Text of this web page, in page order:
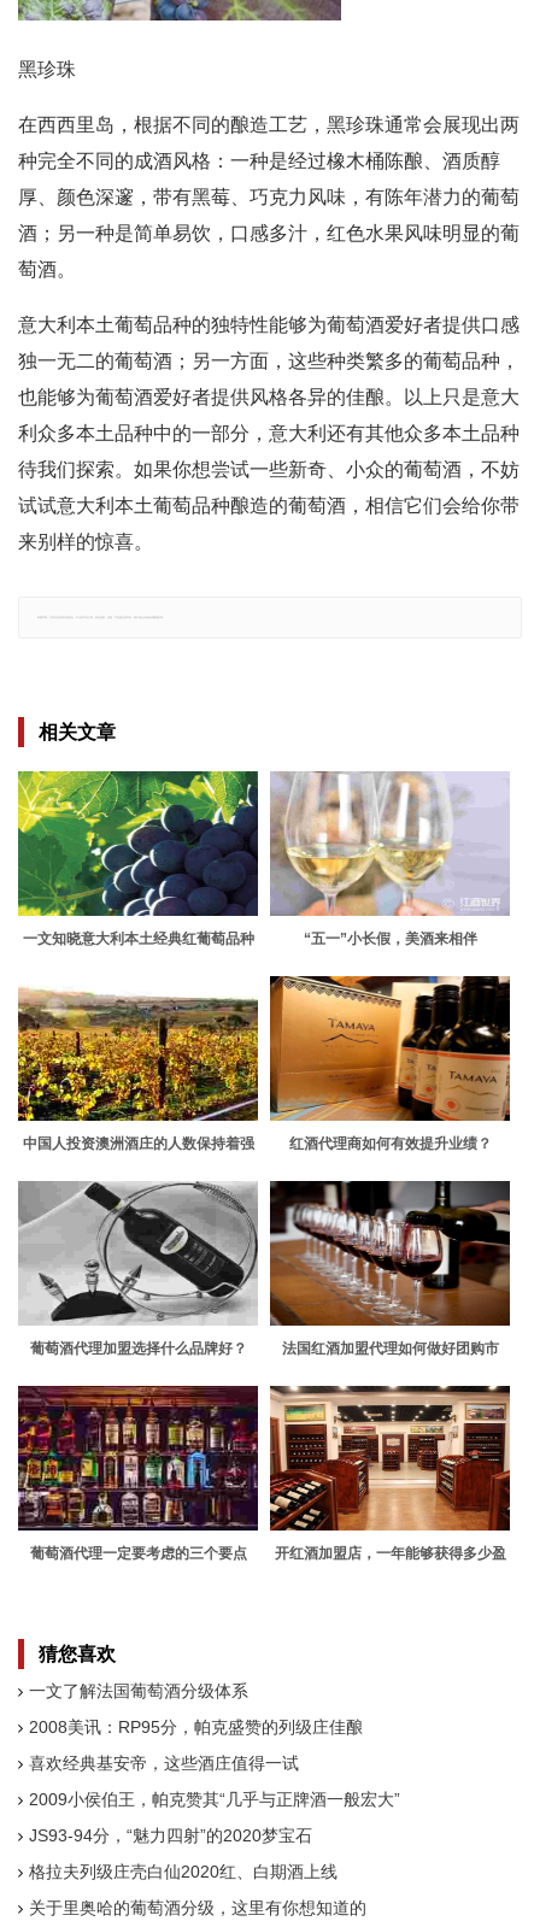
黑珍珠
在西西里岛，根据不同的酿造工艺，黑珍珠通常会展现出两
种完全不同的成酒风格：一种是经过橡木桶陈酿、酒质醇
厚、颜色深邃，带有黑莓、巧克力风味，有陈年潜力的葡萄
酒；另一种是简单易饮，口感多汁，红色水果风味明显的葡
萄酒。
意大利本土葡萄品种的独特性能够为葡萄酒爱好者提供口感
独一无二的葡萄酒；另一方面，这些种类繁多的葡萄品种，
也能够为葡萄酒爱好者提供风格各异的佳酿。以上只是意大
利众多本土品种中的一部分，意大利还有其他众多本土品种
待我们探索。如果你想尝试一些新奇、小众的葡萄酒，不妨
试试意大利本土葡萄品种酿造的葡萄酒，相信它们会给你带
来别样的惊喜。
相关文章
一文知晓意大利本土经典红葡萄品种 “五一”小长假，美酒来相伴
中国人投资澳洲酒庄的人数保持着强
红酒代理商如何有效提升业绩？
葡萄酒代理加盟选择什么品牌好？
法国红酒加盟代理如何做好团购市
葡萄酒代理一定要考虑的三个要点
开红酒加盟店，一年能够获得多少盈
猜您喜欢
一文了解法国葡萄酒分级体系
2008美讯：RP95分，帕克盛赞的列级庄佳酿
喜欢经典基安帝，这些酒庄值得一试
2009小侯伯王，帕克赞其“几乎与正牌酒一般宏大”
JS93-94分，“魅力四射”的2020梦宝石
格拉夫列级庄壳白仙2020红、白期酒上线
关于里奥哈的葡萄酒分级，这里有你想知道的